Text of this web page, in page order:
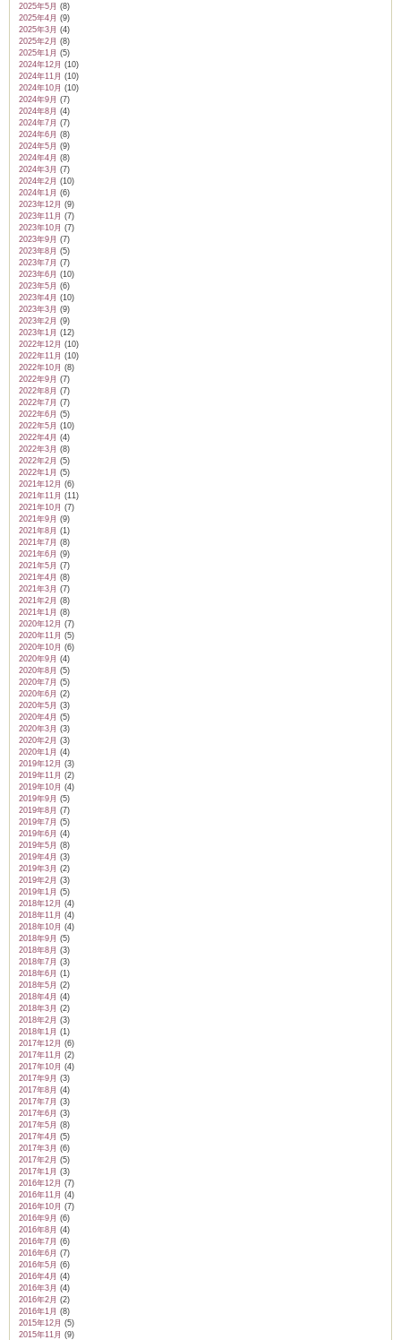
2025年5月 (8)
2025年4月 (9)
2025年3月 (4)
2025年2月 (8)
2025年1月 (5)
2024年12月 (10)
2024年11月 (10)
2024年10月 (10)
2024年9月 (7)
2024年8月 (4)
2024年7月 (7)
2024年6月 (8)
2024年5月 (9)
2024年4月 (8)
2024年3月 (7)
2024年2月 (10)
2024年1月 (6)
2023年12月 (9)
2023年11月 (7)
2023年10月 (7)
2023年9月 (7)
2023年8月 (5)
2023年7月 (7)
2023年6月 (10)
2023年5月 (6)
2023年4月 (10)
2023年3月 (9)
2023年2月 (9)
2023年1月 (12)
2022年12月 (10)
2022年11月 (10)
2022年10月 (8)
2022年9月 (7)
2022年8月 (7)
2022年7月 (7)
2022年6月 (5)
2022年5月 (10)
2022年4月 (4)
2022年3月 (8)
2022年2月 (5)
2022年1月 (5)
2021年12月 (6)
2021年11月 (11)
2021年10月 (7)
2021年9月 (9)
2021年8月 (1)
2021年7月 (8)
2021年6月 (9)
2021年5月 (7)
2021年4月 (8)
2021年3月 (7)
2021年2月 (8)
2021年1月 (8)
2020年12月 (7)
2020年11月 (5)
2020年10月 (6)
2020年9月 (4)
2020年8月 (5)
2020年7月 (5)
2020年6月 (2)
2020年5月 (3)
2020年4月 (5)
2020年3月 (3)
2020年2月 (3)
2020年1月 (4)
2019年12月 (3)
2019年11月 (2)
2019年10月 (4)
2019年9月 (5)
2019年8月 (7)
2019年7月 (5)
2019年6月 (4)
2019年5月 (8)
2019年4月 (3)
2019年3月 (2)
2019年2月 (3)
2019年1月 (5)
2018年12月 (4)
2018年11月 (4)
2018年10月 (4)
2018年9月 (5)
2018年8月 (3)
2018年7月 (3)
2018年6月 (1)
2018年5月 (2)
2018年4月 (4)
2018年3月 (2)
2018年2月 (3)
2018年1月 (1)
2017年12月 (6)
2017年11月 (2)
2017年10月 (4)
2017年9月 (3)
2017年8月 (4)
2017年7月 (3)
2017年6月 (3)
2017年5月 (8)
2017年4月 (5)
2017年3月 (6)
2017年2月 (5)
2017年1月 (3)
2016年12月 (7)
2016年11月 (4)
2016年10月 (7)
2016年9月 (6)
2016年8月 (4)
2016年7月 (6)
2016年6月 (7)
2016年5月 (6)
2016年4月 (4)
2016年3月 (4)
2016年2月 (2)
2016年1月 (8)
2015年12月 (5)
2015年11月 (9)